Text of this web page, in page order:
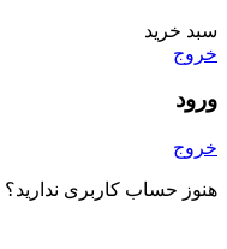
سبد خرید
خروج
ورود
خروج
هنوز حساب کاربری ندارید؟